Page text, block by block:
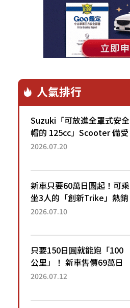
人氣排行
Suzuki「可放進全罩式安全
帽的 125cc」Scooter 備受
矚目！採用全新流線設計與
已陸續開始出口的新款
「B...
2026.07.20
新車只要60萬日圓起！可乘
坐3人的「創新Trike」熱銷
大賣成為人氣車款！「養車
日圓就能跑100公里」「小
朋友坐得...
2026.07.10
只要150日圓就能跑「100
公里」！ 新車售價69萬日
圓的「3人座」Trike大受歡
為何能迅速熱賣？
2026.07.12